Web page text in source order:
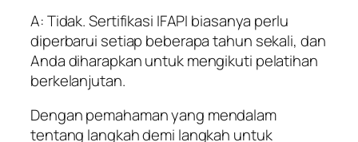
A: Tidak. Sertifikasi IFAPI biasanya perlu
diperbarui setiap beberapa tahun sekali, dan
Anda diharapkan untuk mengikuti pelatihan
berkelanjutan.
Dengan pemahaman yang mendalam
tentang langkah demi langkah untuk